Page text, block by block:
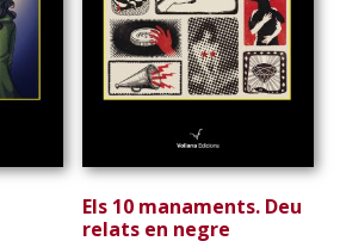
Els 10 manaments. Deu
relats en negre